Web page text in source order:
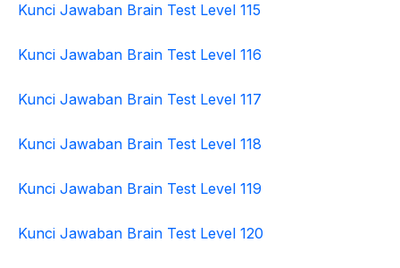
Kunci Jawaban Brain Test Level 115
Kunci Jawaban Brain Test Level 116
Kunci Jawaban Brain Test Level 117
Kunci Jawaban Brain Test Level 118
Kunci Jawaban Brain Test Level 119
Kunci Jawaban Brain Test Level 120